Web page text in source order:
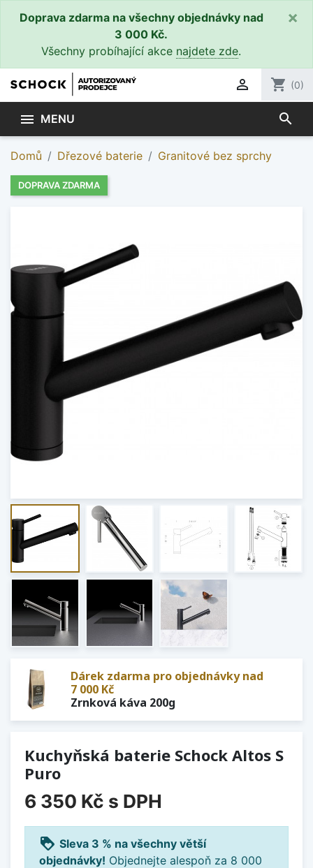
Doprava zdarma na všechny objednávky nad
3 000 Kč.
Všechny probíhající akce najdete zde.
×
 shopping_cart (0)
 MENU search
Domů Dřezové baterie Granitové bez sprchy
DOPRAVA ZDARMA
Dárek zdarma pro objednávky nad
7 000 Kč
Zrnková káva 200g
Kuchyňská baterie Schock Altos S
Puro
6 350 Kč s DPH
loyalty Sleva 3 % na všechny větší
objednávky! Objednejte alespoň za 8 000